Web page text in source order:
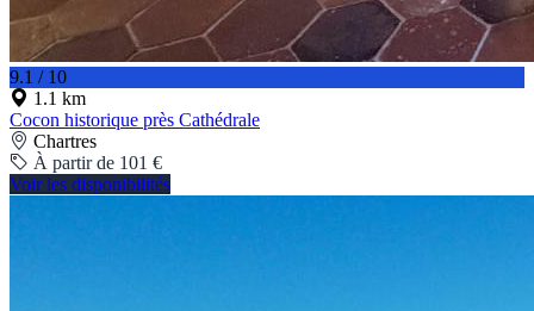
9.1 / 10
1.1 km
Cocon historique près Cathédrale
Chartres
À partir de 101 €
Voir les disponibilités